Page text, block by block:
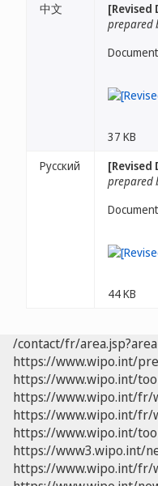
中文
prepared
37 KB
Русский
prepared
44 KB
/contact/fr/
https://www.wipo.int/
https://www.wipo.int/
https://www.wipo.int/fr/
https://www.wipo.int/fr/
https://www.wipo.int/
https://www3.wipo.int/
https://www.wipo.int/fr/